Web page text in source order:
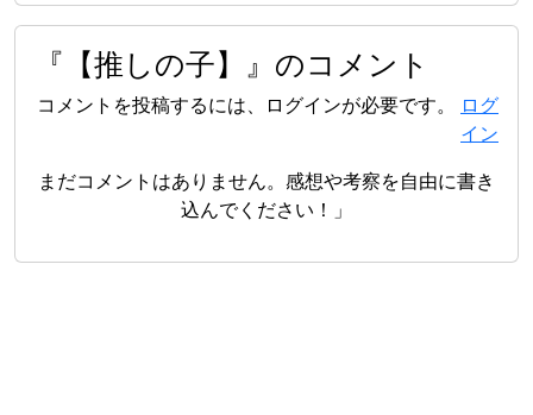
『【推しの子】』のコメント
コメントを投稿するには、ログインが必要です。
ログ
イン
まだコメントはありません。感想や考察を自由に書き
込んでください！」